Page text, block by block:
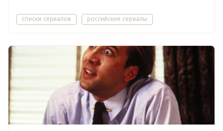
списки сериалов российские сериалы